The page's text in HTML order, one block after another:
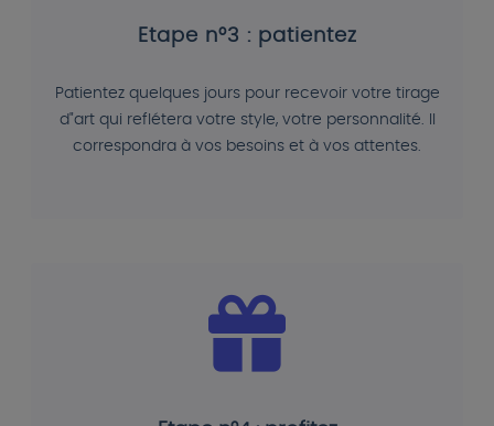
Etape n°3 : patientez
Patientez quelques jours pour recevoir votre tirage
d"art qui reflétera votre style, votre personnalité. Il
correspondra à vos besoins et à vos attentes.